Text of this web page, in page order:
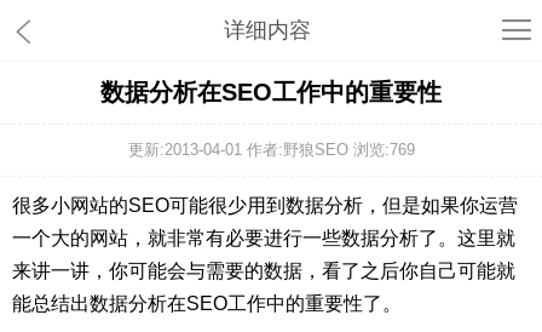
详细内容
数据分析在SEO工作中的重要性
更新:2013-04-01 作者:野狼SEO 浏览:769
很多小网站的SEO可能很少用到数据分析，但是如果你运营
一个大的网站，就非常有必要进行一些数据分析了。这里就
来讲一讲，你可能会与需要的数据，看了之后你自己可能就
能总结出数据分析在SEO工作中的重要性了。